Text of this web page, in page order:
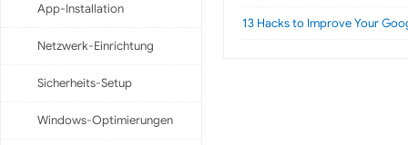
App-Installation
Netzwerk-Einrichtung
Sicherheits-Setup
Windows-Optimierungen
13 Hacks to Improve Your